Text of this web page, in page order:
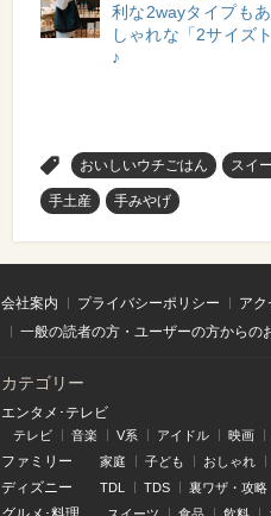
利な2wayタイプも
しゃれな「2サイズ
♪
おいしいウチごはん スイ
手土産 手みやげ
会社案内 プライバシーポリシー ア
一般の読者の方・ユーザーの方からの
カテゴリー
エンタメ･テレビ
テレビ 音楽 V系 アイドル 映画
ファミリー 家庭 子ども おしゃれ
ディズニー TDL TDS 裏ワザ・攻略